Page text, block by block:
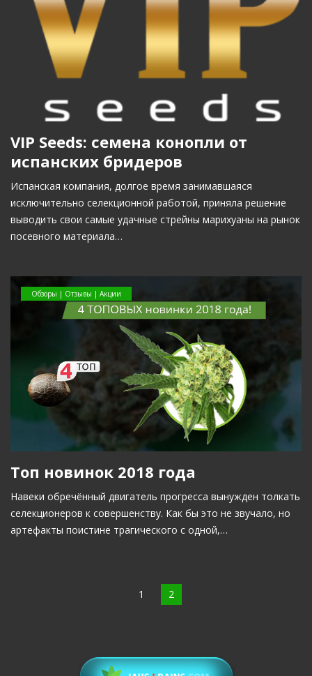
VIP Seeds: семена конопли от
испанских бридеров
Испанская компания, долгое время занимавшаяся
исключительно селекционной работой, приняла решение
выводить свои самые удачные стрейны марихуаны на рынок
посевного материала…
Обзоры | Отзывы | Акции
Топ новинок 2018 года
Навеки обречённый двигатель прогресса вынужден толкать
селекционеров к совершенству. Как бы это не звучало, но
артефакты поистине трагического с одной,…
1 2